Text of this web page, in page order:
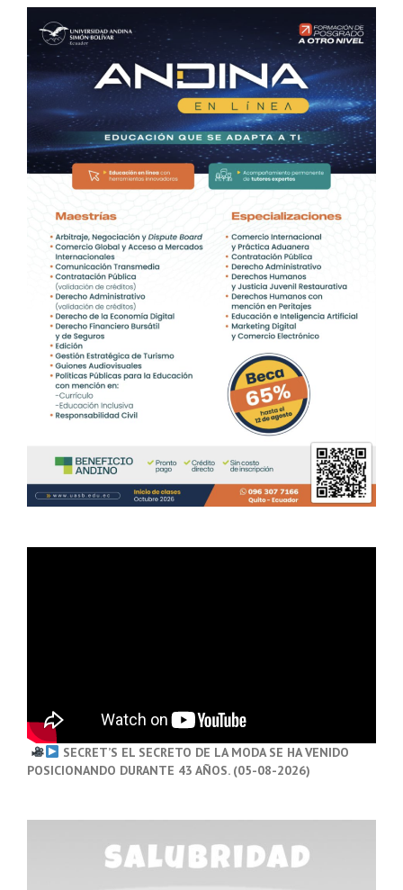
SECRET’S EL SECRETO DE LA MODA SE HA VENIDO
POSICIONANDO DURANTE 43 AÑOS. (05-08-2026)